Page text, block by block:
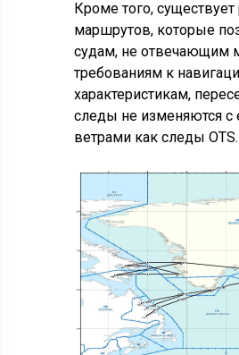
Кроме того,
маршрутов, которые
судам, не отвечающим
требованиям к
характеристикам,
следы не изменяются
ветрами как следы OTS.